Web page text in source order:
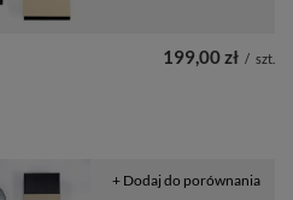
199,00 zł / szt.
+ Dodaj do porównania